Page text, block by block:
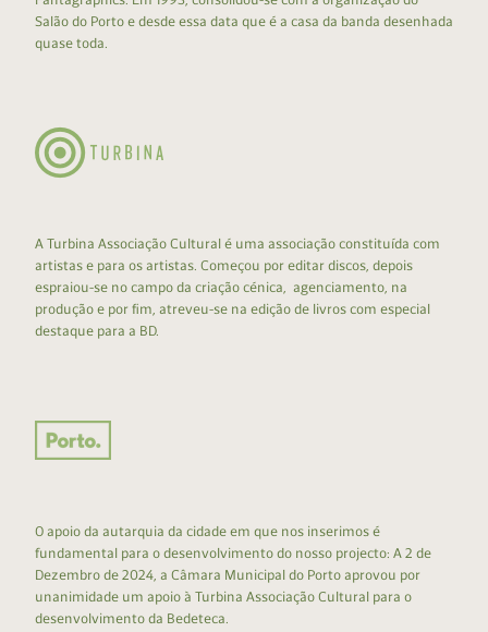
Salão do Porto e desde essa data que é a casa da banda desenhada
quase toda.
A Turbina Associação Cultural é uma associação constituída com
artistas e para os artistas. Começou por editar discos, depois
espraiou-se no campo da criação cénica, agenciamento, na
produção e por fim, atreveu-se na edição de livros com especial
destaque para a BD.
O apoio da autarquia da cidade em que nos inserimos é
fundamental para o desenvolvimento do nosso projecto: A 2 de
Dezembro de 2024, a Câmara Municipal do Porto aprovou por
unanimidade um apoio à Turbina Associação Cultural para o
desenvolvimento da Bedeteca.